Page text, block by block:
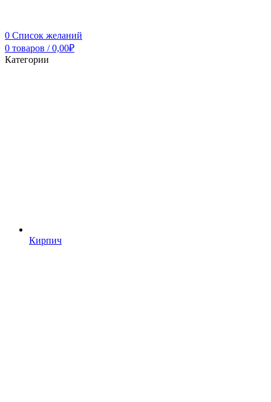
0 Список желаний
0 товаров / 0,00₽
Категории
Кирпич